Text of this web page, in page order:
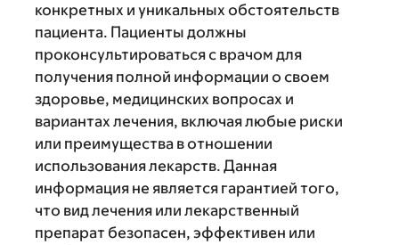
конкретных и уникальных обстоятельств
пациента. Пациенты должны
проконсультироваться с врачом для
получения полной информации о своем
здоровье, медицинских вопросах и
вариантах лечения, включая любые риски
или преимущества в отношении
использования лекарств. Данная
информация не является гарантией того,
что вид лечения или лекарственный
препарат безопасен, эффективен или